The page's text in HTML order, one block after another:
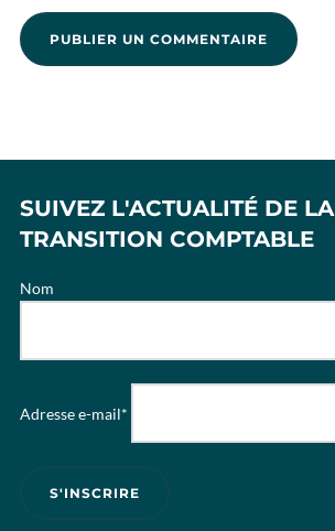
SUIVEZ L'ACTUALITÉ DE LA
TRANSITION COMPTABLE
Nom
Adresse e-mail*